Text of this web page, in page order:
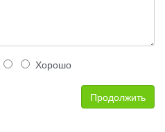
Хорошо
Продолжить